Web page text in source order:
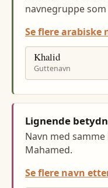
navnegruppe
Se flere arabiske
Khalid
Guttenavn
Lignende
Navn med
Mahamed.
Se flere navn